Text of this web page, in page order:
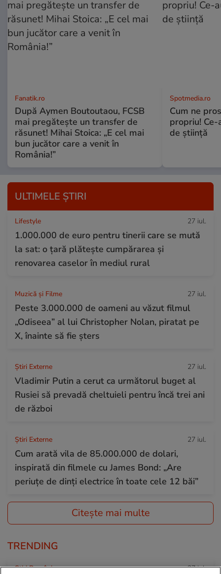
Fanatik.ro
După Aymen Boutoutaou, FCSB
mai pregătește un transfer de
răsunet! Mihai Stoica: „E cel mai
bun jucător care a venit în
România!”
Spotmedia.ro
Cum ne
propriu!
de știință
ULTIMELE ȘTIRI
Lifestyle 27 iul.
1.000.000 de euro pentru tinerii care se mută
la sat: o țară plătește cumpărarea și
renovarea caselor în mediul rural
Muzică și Filme 27 iul.
Peste 3.000.000 de oameni au văzut filmul
„Odiseea” al lui Christopher Nolan, piratat pe
X, înainte să fie șters
Știri Externe 27 iul.
Vladimir Putin a cerut ca următorul buget al
Rusiei să prevadă cheltuieli pentru încă trei ani
de război
Știri Externe 27 iul.
Cum arată vila de 85.000.000 de dolari,
inspirată din filmele cu James Bond: „Are
periuțe de dinți electrice în toate cele 12 băi”
Citește mai multe
TRENDING
Știri România 27 iul.